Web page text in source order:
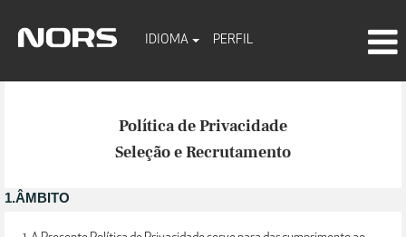
IDIOMA PERFIL
Política de Privacidade
Seleção e Recrutamento
1.ÂMBITO